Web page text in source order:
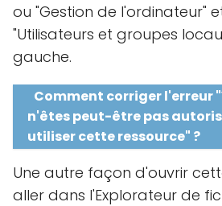
ou "Gestion de l'ordinateur"
"Utilisateurs et groupes
gauche.
Comment corriger l'erreur
n'êtes peut-être pas
utiliser cette ressource" ?
Une autre façon d'ouvrir
aller dans l'Explorateur de